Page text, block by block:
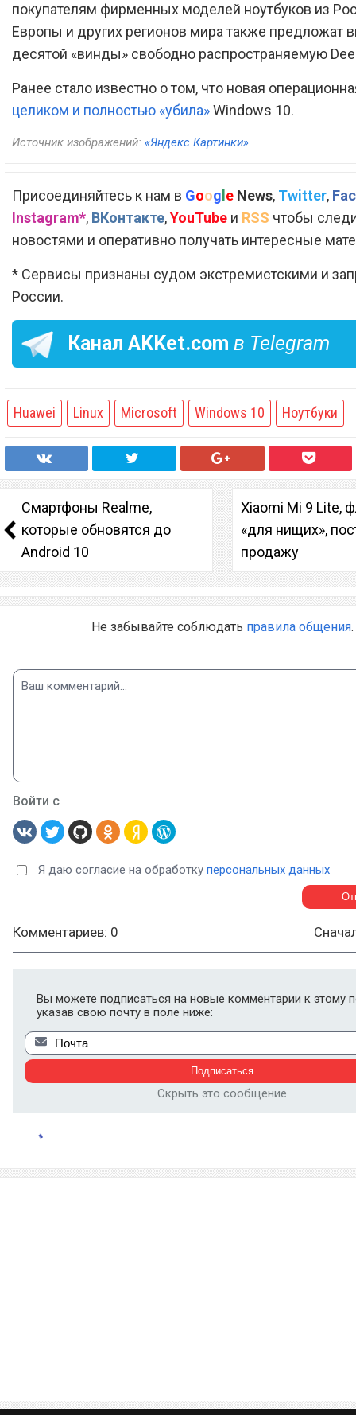
покупателям фирменных моделей ноутбуков из
Европы и других регионов мира также предложат
десятой «винды» свободно распространяемую
Ранее стало известно о том, что новая
целиком и полностью «убила»Windows 10.
Источник изображений: «Яндекс Картинки»
Присоединяйтесь к нам в Google News, Twitter,
Instagram*, ВКонтакте,YouTube и RSS чтобы
новостями и оперативно получать интересные
* Сервисы признаны судом экстремистскими и
России.
Канал AKKet.com в Telegram
Huawei Linux Microsoft Windows 10 Ноутбуки
Смартфоны Realme,
которые обновятся до
Android 10
Xiaomi Mi 9 Lite,
«для нищих»,
продажу
Не забывайте соблюдать правила общения.
Войти с
Я даю согласие на обработку персональных данных
Комментариев: 0
Вы можете подписаться на новые комментарии к этому
указав свою почту в поле ниже:
Скрыть это сообщение